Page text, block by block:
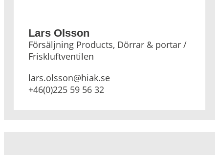
Lars Olsson
Försäljning Products, Dörrar & portar /
Friskluftventilen
lars.olsson@hiak.se
+46(0)225 59 56 32